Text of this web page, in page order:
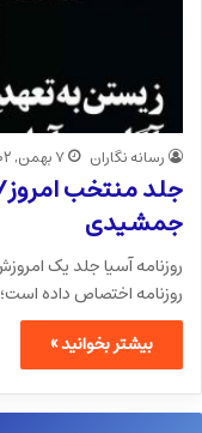
رسانه نگاران ۷ بهمن, ۱۴۰۲
جلد منتخب امروز/
جمشیدی
روزنامه آسیا جلد یک
روزنامه اختصاص داده
بیشتر بخوانید »